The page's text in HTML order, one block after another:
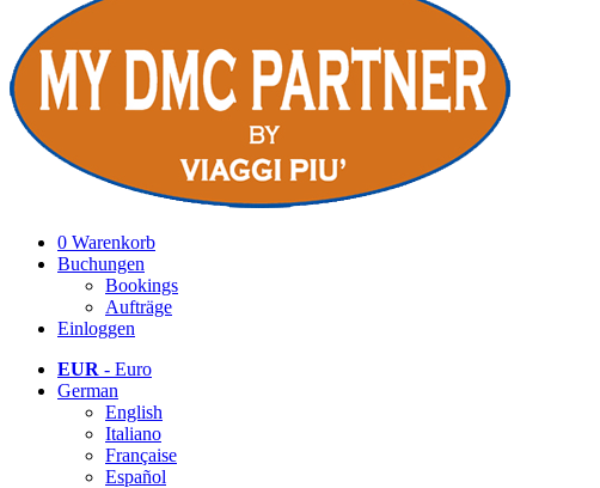
0 Warenkorb
Buchungen
Bookings
Aufträge
Einloggen
EUR - Euro
German
English
Italiano
Française
Español